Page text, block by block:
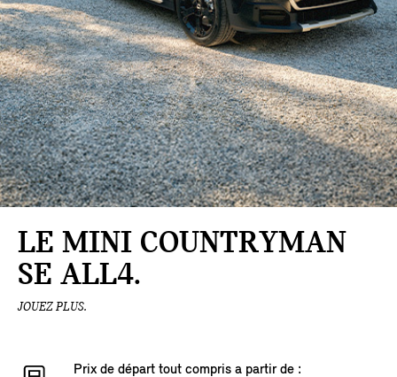
LE MINI COUNTRYMAN
SE ALL4.
JOUEZ PLUS.
Prix de départ tout compris a partir de :